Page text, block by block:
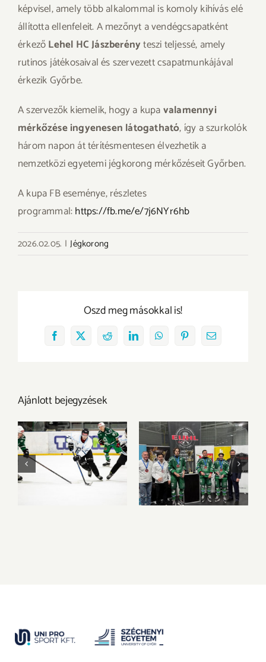
képvisel, amely több alkalommal is komoly kihívás elé
állította ellenfeleit. A mezőnyt a vendégcsapatként
érkezőLehel HC Jászberényteszi teljessé, amely
rutinos játékosaival és szervezett csapatmunkájával
érkezik Győrbe.
A szervezők kiemelik, hogy a kupavalamennyi
mérkőzése ingyenesen látogatható, így a szurkolók
három napon át térítésmentesen élvezhetik a
nemzetközi egyetemi jégkorong mérkőzéseit Győrben.
A kupa FB eseménye, részletes
programmal:https://fb.me/e/7j6NYr6hb
2026.02.05. | Jégkorong
Oszd meg másokkal is!
Facebook
X RedditLinkedInWhatsAppPinterestEmail:
Ajánlott bejegyzések
A BGE vitte el az
aranyérmet Győrből
a 2026-os 3×3
Jégkorong MEFOB-
Bronzéremmel és
egyéni elismerések
sorával zárta az
EUHL-szezont az
UNI GYŐR ETO HC